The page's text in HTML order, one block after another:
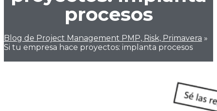
procesos
Blog de Project Management PMP, Risk, Primavera »
Si tu empresa hace proyectos: implanta procesos